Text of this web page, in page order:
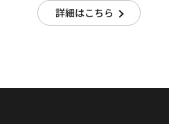
詳細はこちら